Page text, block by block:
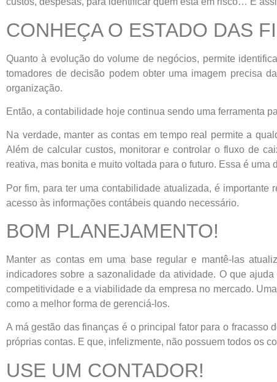
CONHEÇA O ESTADO DAS
Quanto à evolução do volume de negócios, permite
tomadores de decisão podem obter uma imagem precisa
organização.
Então, a contabilidade hoje continua sendo uma ferramenta
Na verdade, manter as contas em tempo real permite a
Além de calcular custos, monitorar e controlar o fluxo de
reativa, mas bonita e muito voltada para o futuro. Essa é
Por fim, para ter uma contabilidade atualizada, é
acesso às informações contábeis quando necessário.
BOM PLANEJAMENTO!
Manter as contas em uma base regular e mantê-las
indicadores sobre a sazonalidade da atividade. O que
competitividade e a viabilidade da empresa no mercado.
como a melhor forma de gerenciá-los.
A má gestão das finanças é o principal fator para o fracasso
próprias contas. E que, infelizmente, não possuem todos os
USE UM CONTADOR!